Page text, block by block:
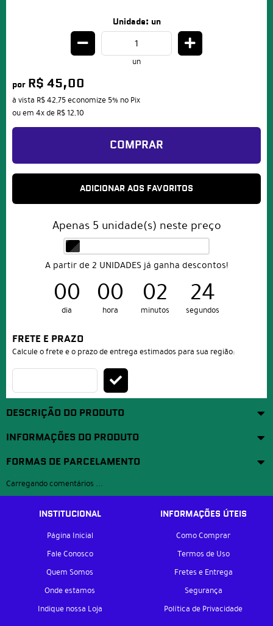
Unidade: un
un
por R$ 45,00
à vista R$ 42,75economize 5% no Pix
ou em 4xde R$ 12,10
COMPRAR
ADICIONAR AOS FAVORITOS
Apenas 5 unidade(s) neste preço
A partir de 2 UNIDADES já ganha descontos!
00
dia
00
hora
02
minutos
24
segundos
FRETE E PRAZO
Calcule o frete e o prazo de entrega estimados para sua região:
DESCRIÇÃO DO PRODUTO
INFORMAÇÕES DO PRODUTO
FORMAS DE PARCELAMENTO
Carregando comentários ...
INSTITUCIONAL
Página Inicial
Fale Conosco
Quem Somos
Onde estamos
Indique nossa Loja
INFORMAÇÕES ÚTEIS
Como Comprar
Termos de Uso
Fretes e Entrega
Segurança
Política de Privacidade